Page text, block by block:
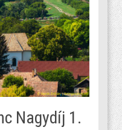
Nagydíj 1.